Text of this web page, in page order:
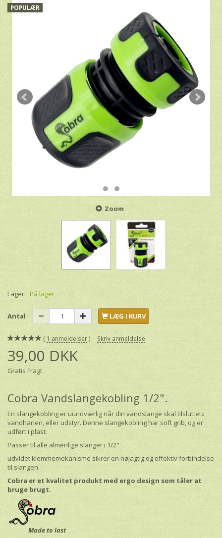
POPULÆR
Zoom
Lager: På lager
Antal LÆG I KURV
1 anmeldelser Skriv anmeldelse
39,00 DKK
Gratis Fragt
Cobra Vandslangekobling 1/2".
En slangekobling er uundværlig når din vandslange skal tilsluttets
vandhanen, eller udstyr. Denne slangekobling har soft grib, og er
udført i plast.
Passer til alle almenlige slanger i 1/2"
udvidet klemmemekanisme sikrer en nøjagtig og effektiv forbindelse
til slangen
Cobra er et kvalitet produkt med ergo design som tåler at
bruge brugt.
Made to last